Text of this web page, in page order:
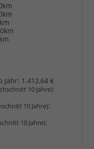
Jahr: 1.412,64 €
10 Jahre):
10 Jahre):
10 Jahre):